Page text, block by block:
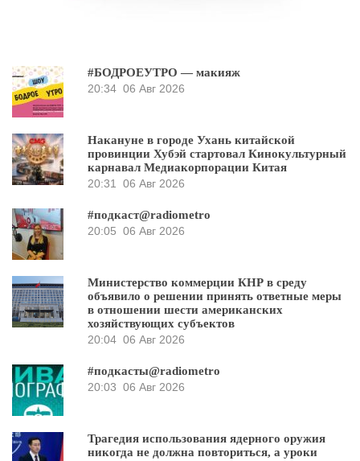
#БОДРОЕУТРО — макияж
20:34 06 Авг 2026
Накануне в городе Ухань китайской
провинции Хубэй стартовал Кинокультурный
карнавал Медиакорпорации Китая
20:31
06 Авг 2026
#подкаст@radiometro
20:05 06 Авг 2026
Министерство коммерции КНР в среду
объявило о решении принять ответные меры
в отношении шести американских
хозяйствующих субъектов
20:04 06 Авг 2026
#подкасты@radiometro
20:03 06 Авг 2026
Трагедия использования ядерного оружия
никогда не должна повториться, а уроки